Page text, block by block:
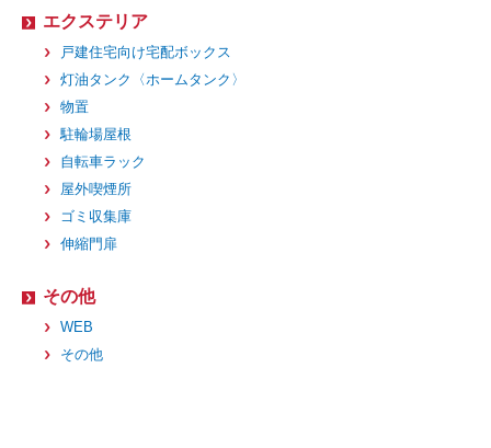
エクステリア
戸建住宅向け宅配ボックス
灯油タンク〈ホームタンク〉
物置
駐輪場屋根
自転車ラック
屋外喫煙所
ゴミ収集庫
伸縮門扉
その他
WEB
その他